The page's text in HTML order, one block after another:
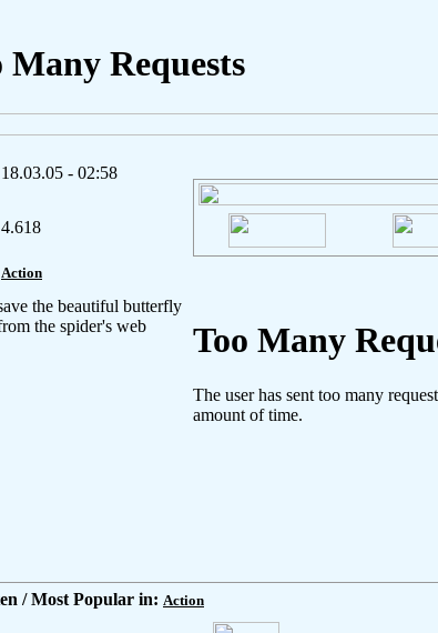
18.03.05 - 02:58
4.618
Action
the beautiful butterfly
the spider's web
/ Most Popular in: Action